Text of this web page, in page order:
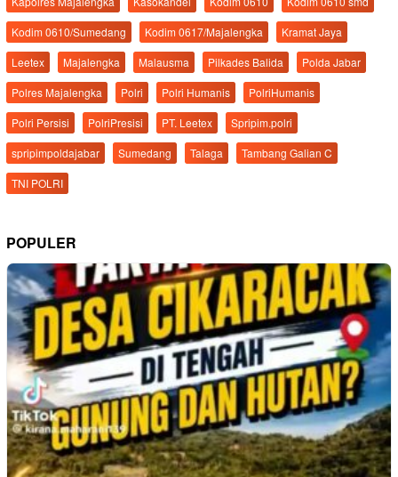
Kodim 0610/Sumedang
Kodim 0617/Majalengka
Kramat Jaya
Leetex
Majalengka Malausma Pilkades Balida
Polda Jabar
Polres Majalengka
Polri Polri Humanis
PolriHumanis
Polri Persisi
PolriPresisi PT. Leetex
Spripim.polri
spripimpoldajabar
Sumedang Talaga
Tambang Galian C
TNI POLRI
POPULER